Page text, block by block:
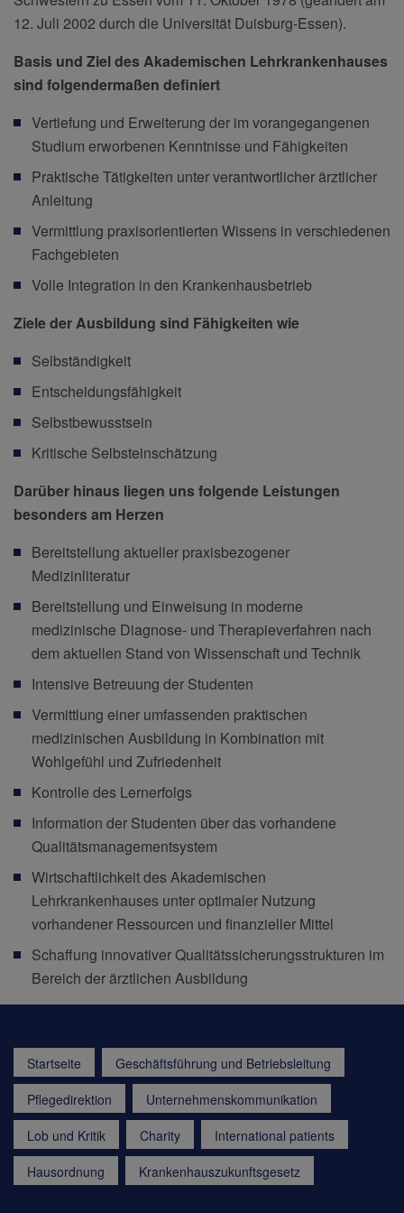
12. Juli 2002 durch die Universität Duisburg-Essen).
Basis und Ziel des Akademischen Lehrkrankenhauses
sind folgendermaßen definiert
Vertiefung und Erweiterung der im vorangegangenen
Studium erworbenen Kenntnisse und Fähigkeiten
Praktische Tätigkeiten unter verantwortlicher ärztlicher
Anleitung
Vermittlung praxisorientierten Wissens in verschiedenen
Fachgebieten
Volle Integration in den Krankenhausbetrieb
Ziele der Ausbildung sind Fähigkeiten wie
Selbständigkeit
Entscheidungsfähigkeit
Selbstbewusstsein
Kritische Selbsteinschätzung
Darüber hinaus liegen uns folgende Leistungen
besonders am Herzen
Bereitstellung aktueller praxisbezogener
Medizinliteratur
Bereitstellung und Einweisung in moderne
medizinische Diagnose- und Therapieverfahren nach
dem aktuellen Stand von Wissenschaft und Technik
Intensive Betreuung der Studenten
Vermittlung einer umfassenden praktischen
medizinischen Ausbildung in Kombination mit
Wohlgefühl und Zufriedenheit
Kontrolle des Lernerfolgs
Information der Studenten über das vorhandene
Qualitätsmanagementsystem
Wirtschaftlichkeit des Akademischen
Lehrkrankenhauses unter optimaler Nutzung
vorhandener Ressourcen und finanzieller Mittel
Schaffung innovativer Qualitätssicherungsstrukturen im
Bereich der ärztlichen Ausbildung
Startseite
Geschäftsführung und Betriebsleitung
Pflegedirektion
Unternehmenskommunikation
Lob und Kritik
Charity
International patients
Hausordnung
Krankenhauszukunftsgesetz